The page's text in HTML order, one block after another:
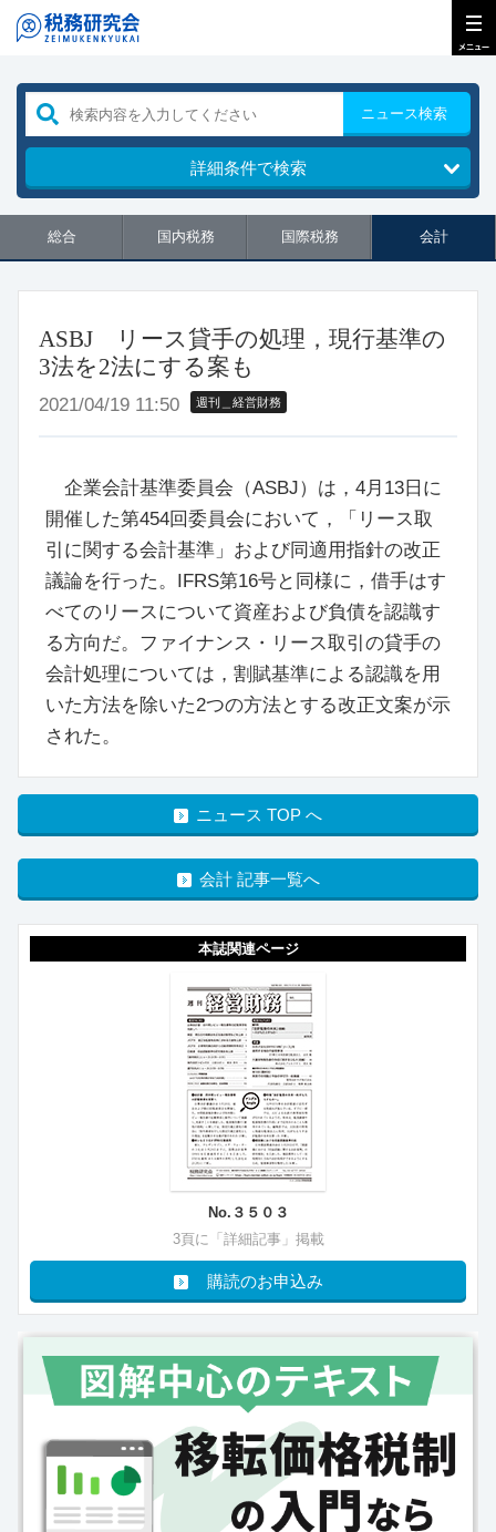
ニュース検索
詳細条件で検索
総合 国内税務 国際税務 会計
ASBJ リース貸手の処理，現行基準の
3法を2法にする案も
2021/04/19 11:50 週刊＿経営財務
企業会計基準委員会（ASBJ）は，4月13日に
開催した第454回委員会において，「リース取
引に関する会計基準」および同適用指針の改正
議論を行った。IFRS第16号と同様に，借手はす
べてのリースについて資産および負債を認識す
る方向だ。ファイナンス・リース取引の貸手の
会計処理については，割賦基準による認識を用
いた方法を除いた2つの方法とする改正文案が示
された。
ニュース TOP へ
会計 記事一覧へ
本誌関連ページ
No.３５０３
3頁に「詳細記事」掲載
購読のお申込み